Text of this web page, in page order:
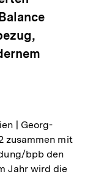
| Georg-
zusammen mit
bpb den
Jahr wird die